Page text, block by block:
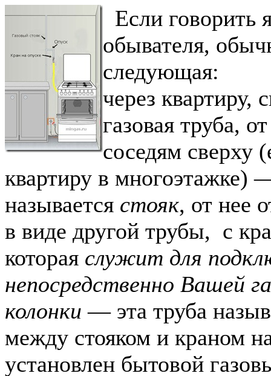
Если говорить
обывателя,
следующая:
через квартиру,
газовая труба,
соседям сверху
квартиру в многоэтажке)
называется стояк, от нее
в виде другой трубы, с
которая служит для
непосредственно Вашей
колонки — эта труба
между стояком и краном
установлен бытовой